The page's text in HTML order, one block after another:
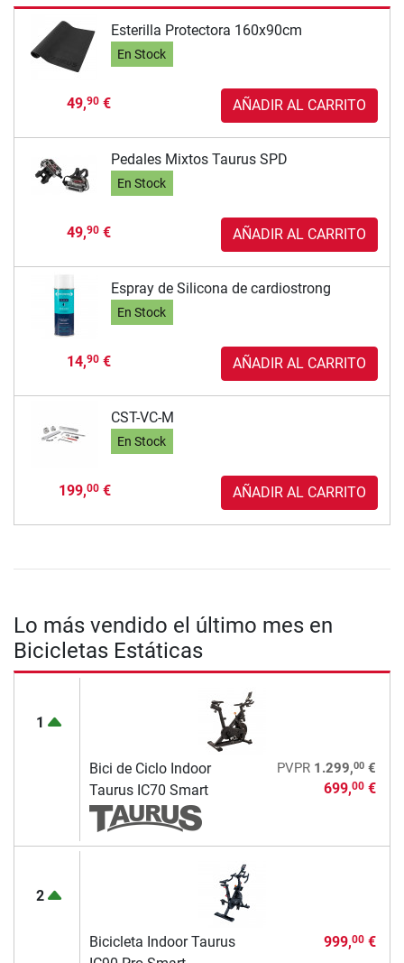
Esterilla Protectora 160x90cm
En Stock
49,90€ AÑADIR AL CARRITO
Pedales Mixtos Taurus SPD
En Stock
49,90€ AÑADIR AL CARRITO
Espray de Silicona de cardiostrong
En Stock
14,90€ AÑADIR AL CARRITO
CST-VC-M
En Stock
199,00€ AÑADIR AL CARRITO
Lo más vendido el último mes en
Bicicletas Estáticas
1
Bici de Ciclo Indoor
Taurus IC70 Smart
PVPR 1.299,00€
699,00€
2
Bicicleta Indoor Taurus
999,00€